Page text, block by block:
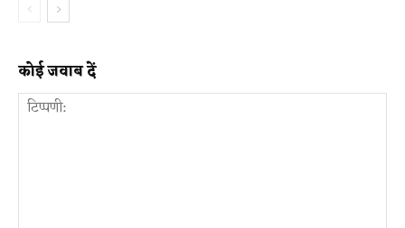
कोई जवाब दें